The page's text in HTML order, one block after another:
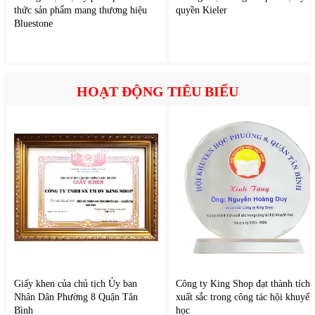
Lớp cách nhiệt dày kết hợp với thiết kế kín giúp hạn chế thất
góp phần tiết kiệm điện năng trong quá trình sử dụng.
4. Thiết kế tiện dụng
Tủ được thiết kế theo dạng tủ đứng, không chiếm nhiều diện tích
lắp đặt Cửa tủ đóng mở linh hoạt, hạn chế thoát hơi lạnh khi sử
dụng thường xuyên.
thức sản phẩm mang thương hiệu
Bluestone
quyền Kieler
HOẠT ĐỘNG TIÊU BIỂU
Giấy khen của chủ tịch Ủy ban
Nhân Dân Phường 8 Quận Tân
Bình
Công ty King Shop đạt thành tích
xuất sắc trong công tác hội khuyến
học